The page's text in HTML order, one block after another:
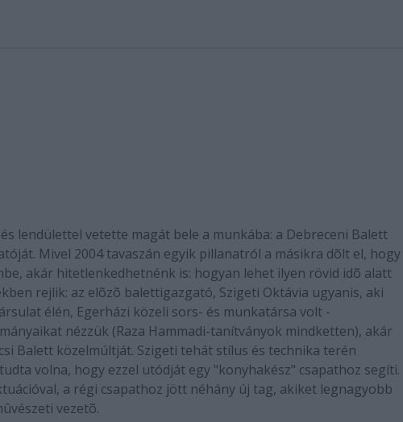
lendülettel vetette magát bele a munkába: a Debreceni Balett
Mivel 2004 tavaszán egyik pillanatról a másikra dõlt el, hogy
akár hitetlenkedhetnénk is: hogyan lehet ilyen rövid idõ alatt
rejlik: az elõzõ balettigazgató, Szigeti Oktávia ugyanis, aki
élén, Egerházi közeli sors- és munkatársa volt -
nézzük (Raza Hammadi-tanítványok mindketten), akár
Balett közelmúltját. Szigeti tehát stílus és technika terén
volna, hogy ezzel utódját egy "konyhakész" csapathoz segíti.
a régi csapathoz jött néhány új tag, akiket legnagyobb
vezetõ.